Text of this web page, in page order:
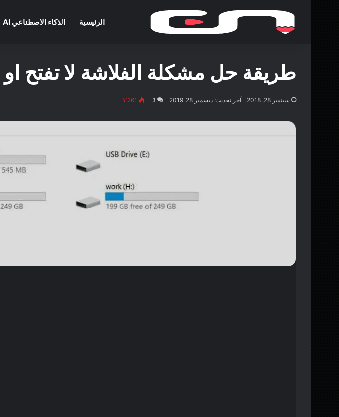
الرئيسية الذكاء الاصطناعي AI
طريقة حل مشكلة الفلاشة لا تفتح
سبتمبر 28, 2018 آخر تحديث: ديسمبر 28, 2019 3 5٬261